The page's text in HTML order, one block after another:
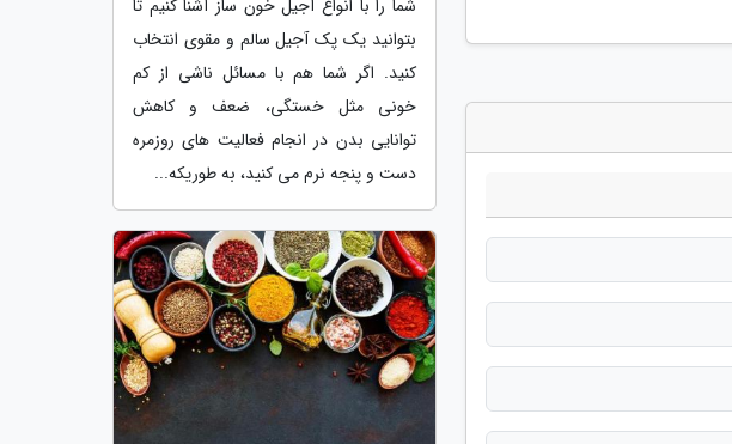
شما را با انواع آجیل خون ساز آشنا کنیم تا
بتوانید یک پک آجیل سالم و مقوی انتخاب
کنید. اگر شما هم با مسائل ناشی از کم
خونی مثل خستگی، ضعف و کاهش
توانایی بدن در انجام فعالیت های روزمره
دست و پنجه نرم می کنید، به طوریکه...